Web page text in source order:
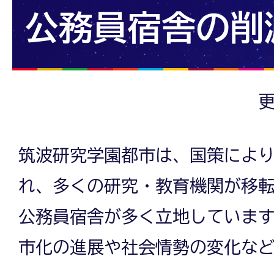
公務員宿舎の削
筑波研究学園都市は、国策によ
れ、多くの研究・教育機関が移
公務員宿舎が多く立地していま
市化の進展や社会情勢の変化な